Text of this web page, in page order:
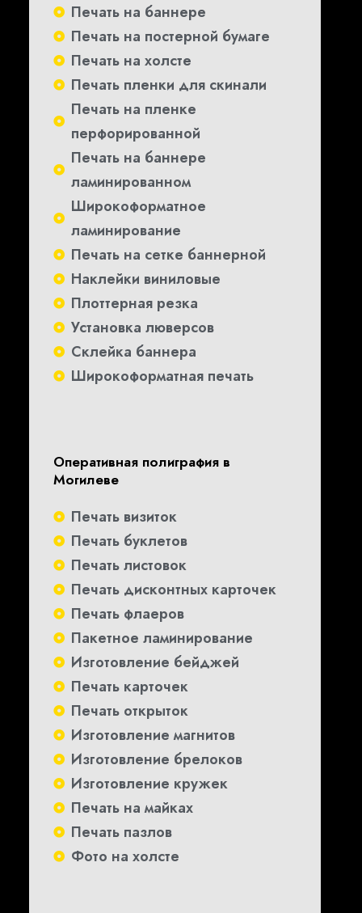
Печать на баннере
Печать на постерной бумаге
Печать на холсте
Печать пленки для скинали
Печать на пленке
перфорированной
Печать на баннере
ламинированном
Широкоформатное
ламинирование
Печать на сетке баннерной
Наклейки виниловые
Плоттерная резка
Установка люверсов
Склейка баннера
Широкоформатная печать
Оперативная полиграфия в
Могилеве
Печать визиток
Печать буклетов
Печать листовок
Печать дисконтных карточек
Печать флаеров
Пакетное ламинирование
Изготовление бейджей
Печать карточек
Печать открыток
Изготовление магнитов
Изготовление брелоков
Изготовление кружек
Печать на майках
Печать пазлов
Фото на холсте